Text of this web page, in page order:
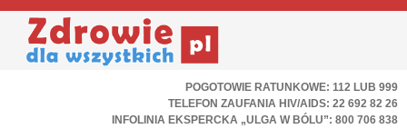
POGOTOWIE RATUNKOWE: 112 LUB 999
TELEFON ZAUFANIA HIV/AIDS: 22 692 82 26
INFOLINIA EKSPERCKA „ULGA W BÓLU”: 800 706 838